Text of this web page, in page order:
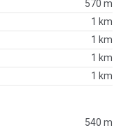
570 m
1 km
1 km
1 km
1 km
540 m